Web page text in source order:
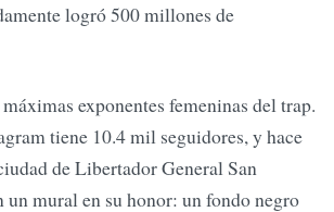
logró 500 millones de
exponentes femeninas del trap.
tiene 10.4 mil seguidores, y hace
de Libertador General San
mural en su honor: un fondo negro